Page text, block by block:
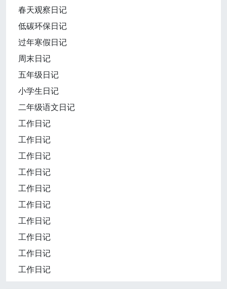
春天观察日记
低碳环保日记
过年寒假日记
周末日记
五年级日记
小学生日记
二年级语文日记
工作日记
工作日记
工作日记
工作日记
工作日记
工作日记
工作日记
工作日记
工作日记
工作日记